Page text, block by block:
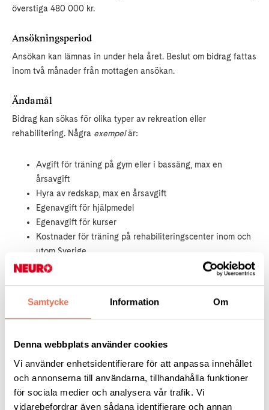
Samtycke Information Om
Denna webbplats använder cookies
Vi använder enhetsidentifierare för att anpassa innehållet
och annonserna till användarna, tillhandahålla funktioner
för sociala medier och analysera vår trafik. Vi
vidarebefordrar även sådana identifierare och annan
överstiga 480 000 kr.
Ansökningsperiod
Ansökan kan lämnas in under hela året. Beslut om bidrag fattas
inom två månader från mottagen ansökan.
Ändamål
Bidrag kan sökas för olika typer av rekreation eller
rehabilitering. Några exempelär:
Avgift för träning på gym eller i bassäng, max en
årsavgift
Hyra av redskap, max en årsavgift
Egenavgift för hjälpmedel
Egenavgift för kurser
Kostnader för träning på rehabiliteringscenter inom och
utom Sverige
Bidrag betalas ut i efterhand då kvitton eller faktura har
Du ansöker på blanketten som finns som en pdf-fil längst ner
på sidan.